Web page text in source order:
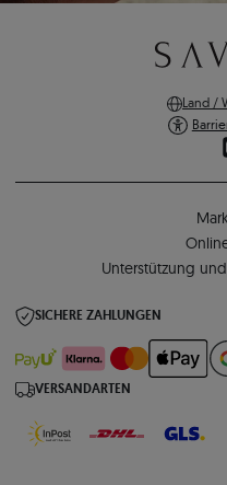
Land /
Unterstützung
SICHERE ZAHLUNGEN
VERSANDARTEN